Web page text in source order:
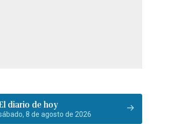
diario de hoy
8 de agosto de 2026